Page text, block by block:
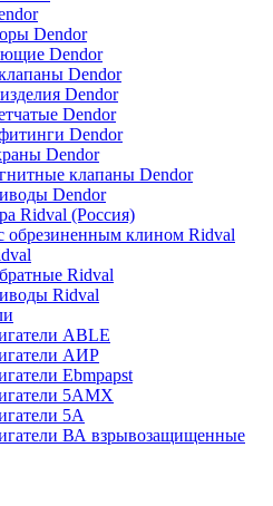
Dendor
Dendor
Dendor
Dendor
Dendor
Dendor
Dendor
клапаны Dendor
Dendor
Ridval (Россия)
обрезиненным клином Ridval
Ridval
Ridval
ABLE
АИР
Ebmpapst
5АМХ
5А
ВА взрывозащищенные